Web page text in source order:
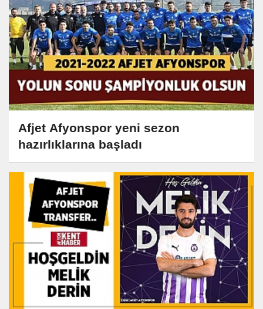
Afjet Afyonspor yeni sezon
hazırlıklarına başladı